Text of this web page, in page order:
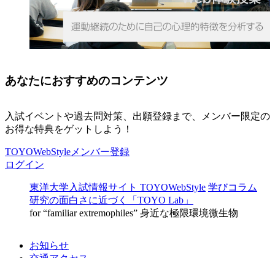
あなたにおすすめのコンテンツ
入試イベントや過去問対策、出願登録まで、メンバー限定の
お得な特典をゲットしよう！
TOYOWebStyleメンバー登録
ログイン
東洋大学入試情報サイト TOYOWebStyle 学びコラム
研究の面白さに近づく「TOYO Lab」
for “familiar extremophiles” 身近な極限環境微生物
お知らせ